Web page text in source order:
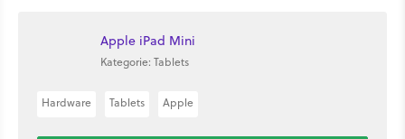
Apple iPad Mini
Kategorie: Tablets
Hardware Tablets Apple